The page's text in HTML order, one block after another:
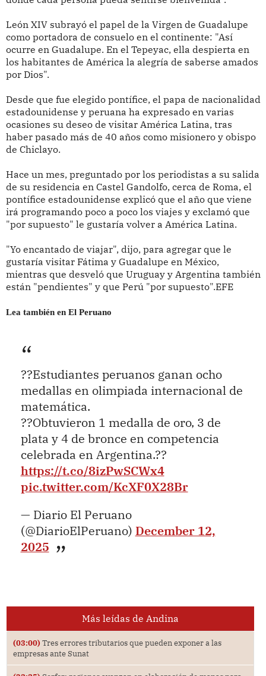
León XIV subrayó el papel de la Virgen de Guadalupe
como portadora de consuelo en el continente: "Así
ocurre en Guadalupe. En el Tepeyac, ella despierta en
los habitantes de América la alegría de saberse amados
por Dios".
Desde que fue elegido pontífice, el papa de nacionalidad
estadounidense y peruana ha expresado en varias
ocasiones su deseo de visitar América Latina, tras
haber pasado más de 40 años como misionero y obispo
de Chiclayo.
Hace un mes, preguntado por los periodistas a su salida
de su residencia en Castel Gandolfo, cerca de Roma, el
pontífice estadounidense explicó que el año que viene
irá programando poco a poco los viajes y exclamó que
"por supuesto" le gustaría volver a América Latina.
"Yo encantado de viajar", dijo, para agregar que le
gustaría visitar Fátima y Guadalupe en México,
mientras que desveló que Uruguay y Argentina también
están "pendientes" y que Perú "por supuesto".EFE
Lea también en El Peruano
??Estudiantes peruanos ganan ocho
medallas en olimpiada internacional de
matemática.
??Obtuvieron 1 medalla de oro, 3 de
plata y 4 de bronce en competencia
celebrada en Argentina.??
https://t.co/8izPwSCWx4
pic.twitter.com/KcXF0X28Br
— Diario El Peruano
(@DiarioElPeruano) December 12,
2025
Más leídas de Andina
(03:00) Tres errores tributarios que pueden exponer a las
empresas ante Sunat